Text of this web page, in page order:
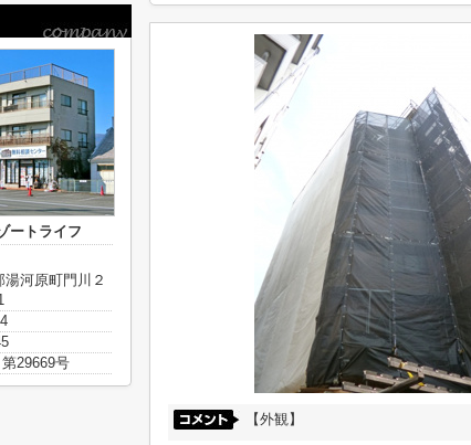
【外観】
ートライフ
河原町門川２
29669号